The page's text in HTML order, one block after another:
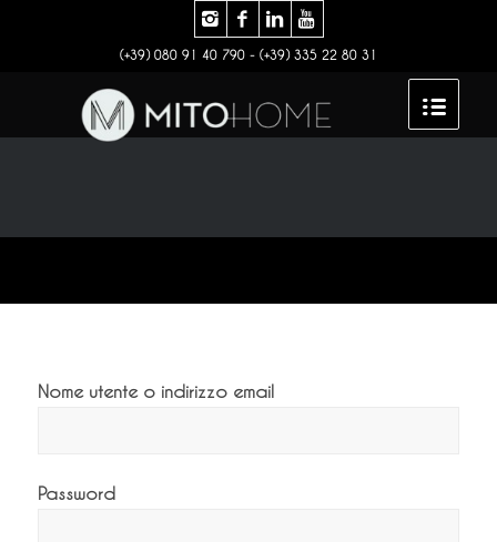
(+39) 080 91 40 790 - (+39) 335 22 80 31
Nome utente o indirizzo email
Password